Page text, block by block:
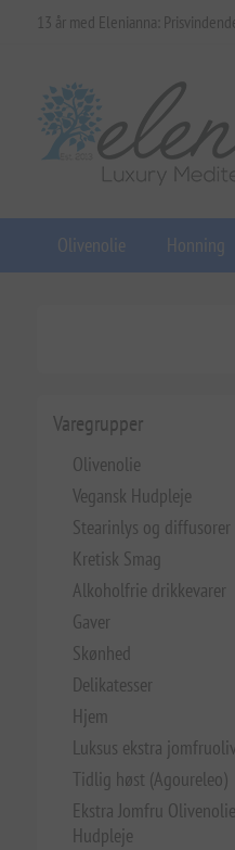
13 år med Elenianna:
Olivenolie Honning
Varegrupper
Olivenolie
Vegansk Hudpleje
Stearinlys og diffusorer
Kretisk Smag
Alkoholfrie drikkevarer
Gaver
Skønhed
Delikatesser
Hjem
Luksus ekstra
Tidlig høst (Agoureleo)
Ekstra Jomfru Olivenolie
Hudpleje